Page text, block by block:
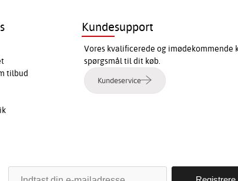
tilbud
Kundesupport
Vores kvalificerede og imødekommende
spørgsmål til dit køb.
Kundeservice